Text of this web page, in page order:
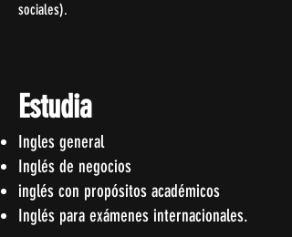
sociales).
Estudia
Ingles general
Inglés de negocios
inglés con propósitos académicos
Inglés para exámenes internacionales.